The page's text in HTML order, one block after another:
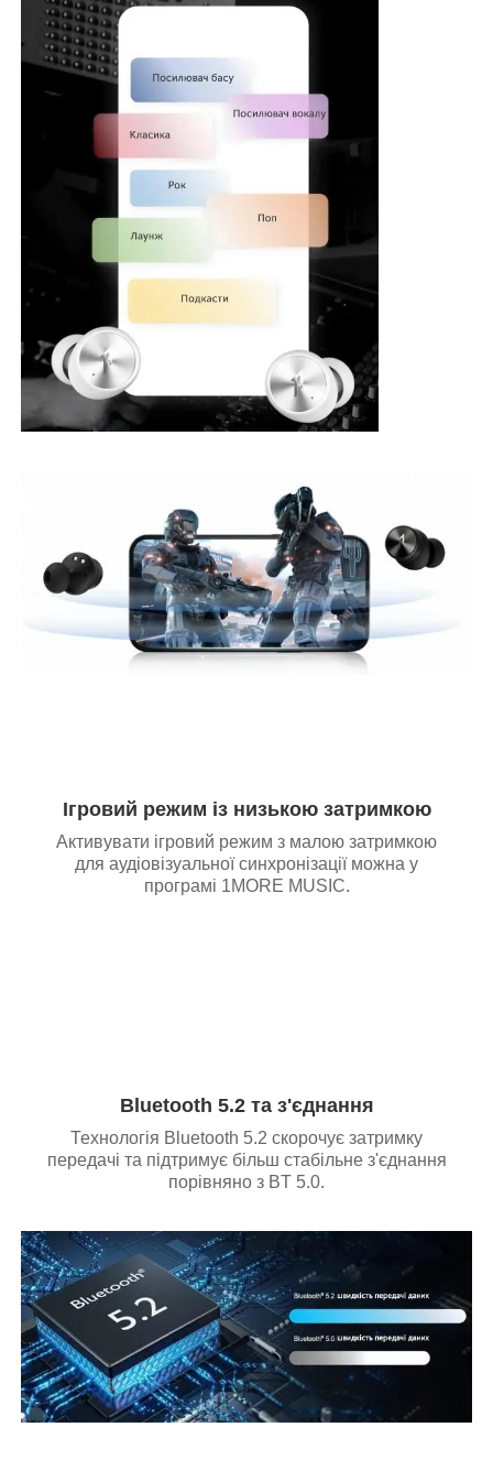
Ігровий режим із низькою затримкою
Активувати ігровий режим з малою затримкою
для аудіовізуальної синхронізації можна у
програмі 1MORE MUSIC.
Bluetooth 5.2 та з'єднання
Технологія Bluetooth 5.2 скорочує затримку
передачі та підтримує більш стабільне з'єднання
порівняно з BT 5.0.